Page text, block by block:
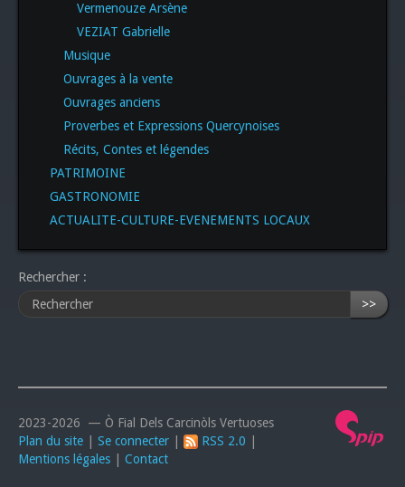
Vermenouze Arsène
VEZIAT Gabrielle
Musique
Ouvrages à la vente
Ouvrages anciens
Proverbes et Expressions Quercynoises
Récits, Contes et légendes
PATRIMOINE
GASTRONOMIE
ACTUALITE-CULTURE-EVENEMENTS LOCAUX
Rechercher :
>>
2023-2026 — Ò Fial Dels Carcinòls Vertuoses
Plan du site
Se connecter RSS 2.0
Mentions légales
Contact